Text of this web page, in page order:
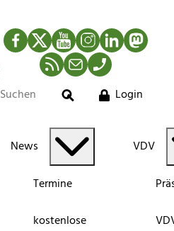
Facebook
TwitterYouTubeInstagram
LinkedIn
RSS-Newsfeed
MailTelefon
Suche
Login
News
Termine
kostenlose
VDV